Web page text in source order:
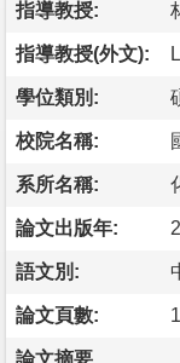
指導教授:
指導教授(外文):
學位類別:
校院名稱:
系所名稱:
論文出版年:
語文別:
論文頁數:
論文摘要